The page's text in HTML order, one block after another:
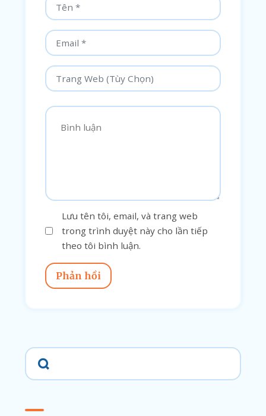
Lưu tên tôi, email, và trang web
trong trình duyệt này cho lần tiếp
theo tôi bình luận.
Phản hồi